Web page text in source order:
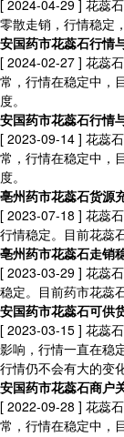
[ 2024-04-29 ] 花蕊
零散走销，行情稳定
安国药市花蕊石行情
[ 2024-02-27 ] 花蕊
常，行情在稳定中，
度。
安国药市花蕊石行情
[ 2023-09-14 ] 花蕊
常，行情在稳定中，
度。
亳州药市花蕊石货源
[ 2023-07-18 ] 花蕊
行情稳定。目前花蕊
亳州药市花蕊石走销
[ 2023-03-29 ] 花蕊
稳定。目前药市花蕊
安国药市花蕊石可供
[ 2023-03-15 ] 花蕊
影响，行情一直在稳
行情仍不会有大的变化
安国药市花蕊石商户
[ 2022-09-28 ] 花蕊
常，行情在稳定中，